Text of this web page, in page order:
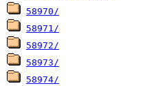
58970/
58971/
58972/
58973/
58974/